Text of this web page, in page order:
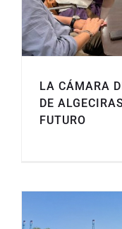
LA CÁMARA
DE
FUTURO